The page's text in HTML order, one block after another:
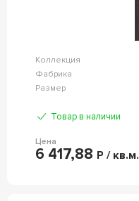
Коллекция
Фабрика
Размер
Товар в наличии
Цена
6 417,88 Р / кв.м.